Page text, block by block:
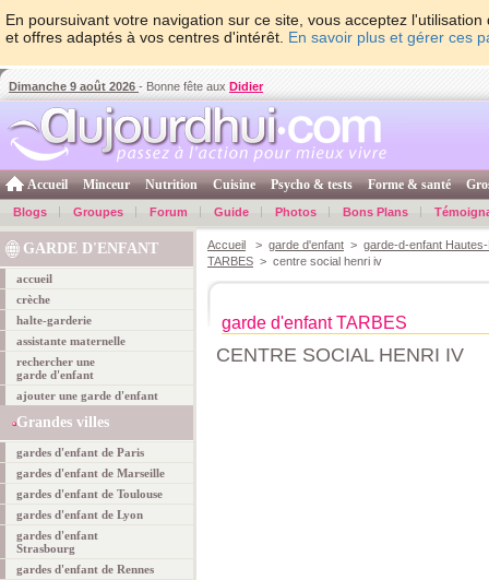
En poursuivant votre navigation sur ce site, vous acceptez
et offres adaptés à vos centres d'intérêt. En savoir plus et gérer ces
Dimanche 9 août 2026 - Bonne fête aux Didier
Accueil Minceur Nutrition Cuisine Psycho & tests Forme & santé
Blogs Groupes Forum Guide Photos Bons Plans
GARDE D'ENFANT
accueil
crèche
halte-garderie
assistante maternelle
rechercher une
garde d'enfant
ajouter une garde d'enfant
Grandes villes
gardes d'enfant de Paris
gardes d'enfant de Marseille
gardes d'enfant de Toulouse
gardes d'enfant de Lyon
gardes d'enfant
Strasbourg
gardes d'enfant de Rennes
Accueil > garde d'enfant > garde-d-enfant
TARBES > centre social henri iv
garde d'enfant TARBES
CENTRE SOCIAL HENRI IV